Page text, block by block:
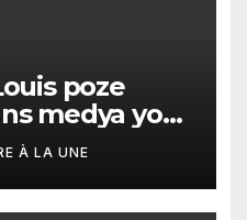
poze
medya yo
Jovenel
À LA UNE